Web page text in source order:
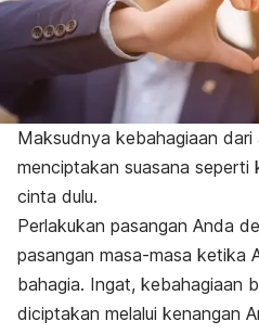
Maksudnya kebahagiaan
menciptakan suasana seperti
cinta dulu.
Perlakukan pasangan Anda
pasangan masa-masa ketika
bahagia. Ingat, kebahagiaan
diciptakan melalui kenangan